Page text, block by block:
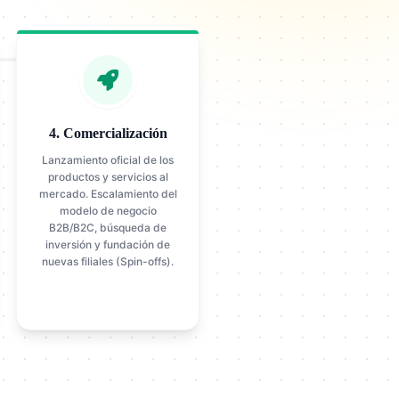
4. Comercialización
Lanzamiento oficial de los
productos y servicios al
mercado. Escalamiento del
modelo de negocio
B2B/B2C, búsqueda de
inversión y fundación de
nuevas filiales (Spin-offs).